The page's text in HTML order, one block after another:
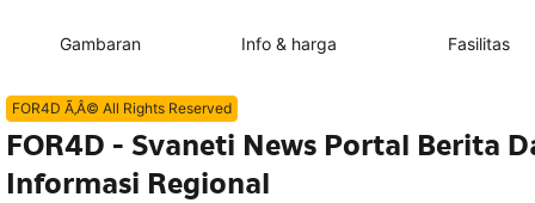
Gambaran Info & harga Fasilitas
FOR4D Ã‚Â© All Rights Reserved
FOR4D - Svaneti News Portal Berita
Informasi Regional